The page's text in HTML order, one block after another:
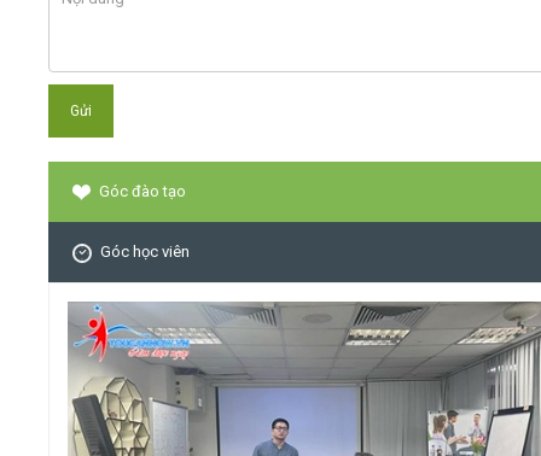
Góc đào tạo
Góc học viên